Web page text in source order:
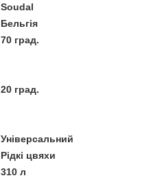
Soudal
Бельгія
70 град.
20 град.
Універсальний
Рідкі цвяхи
310 л